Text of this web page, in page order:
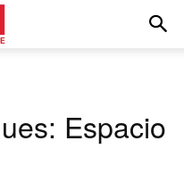
Espacio